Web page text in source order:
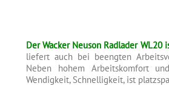
Der Wacker Neuson Radlader
liefert auch bei beengten
Neben hohem Arbeitskomfort
Wendigkeit, Schnelligkeit, ist